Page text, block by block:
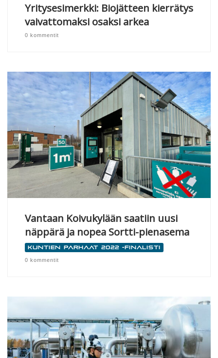
Yritysesimerkki: Biojätteen kierrätys
vaivattomaksi osaksi arkea
0 kommentit
Vantaan Koivukylään saatiin uusi
näppärä ja nopea Sortti-pienasema
Kuntien parhaat 2022 -finalisti
0 kommentit